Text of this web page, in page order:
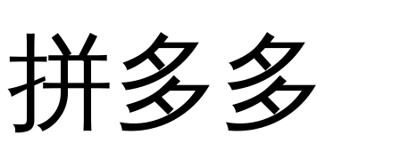
拼多多